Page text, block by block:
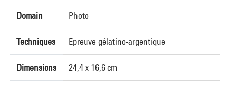
Domain Photo
Techniques Epreuve gélatino-argentique
Dimensions 24,4 x 16,6 cm